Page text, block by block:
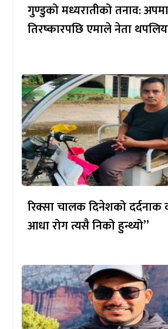
गुण्डुको मध्यरातीको तनाव:
तिरष्कारपछि एमाले नेता
रिक्सा चालक दिनेशको दर्दनाक
आधा रोग त्यसै निको हुन्थ्यो”